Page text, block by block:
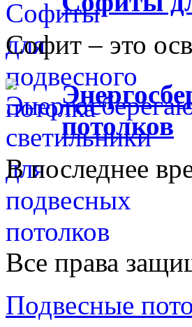
Софит – это
потолков
В последнее
Все права
Подвесные